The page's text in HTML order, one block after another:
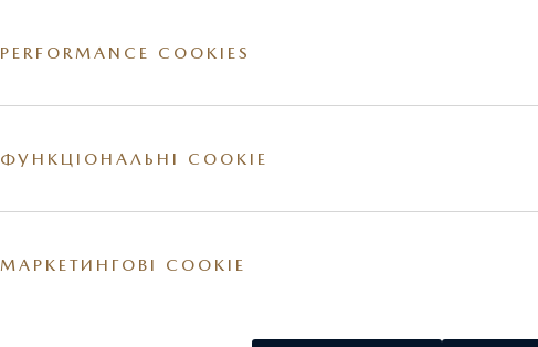
PERFORMANCE COOKIES
ФУНКЦІОНАЛЬНІ COOKIE
МАРКЕТИНГОВІ COOKIE